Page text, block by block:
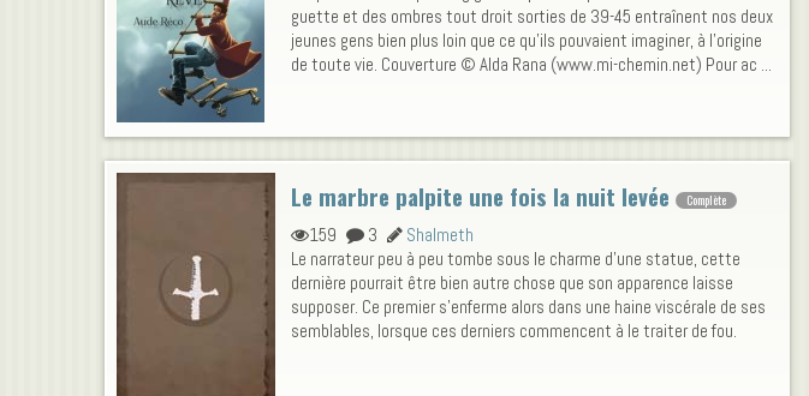
guette et des ombres tout droit sorties de 39-45 entraînent nos deux
jeunes gens bien plus loin que ce qu’ils pouvaient imaginer, à l’origine
de toute vie. Couverture © Alda Rana (www.mi-chemin.net) Pour ac ...
Le marbre palpite une fois la nuit levée Complète
159 3
Shalmeth
Le narrateur peu à peu tombe sous le charme d'une statue, cette
dernière pourrait être bien autre chose que son apparence laisse
supposer. Ce premier s'enferme alors dans une haine viscérale de ses
semblables, lorsque ces derniers commencent à le traiter de fou.